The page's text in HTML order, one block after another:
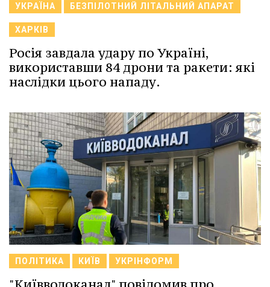
УКРАЇНА БЕЗПІЛОТНИЙ ЛІТАЛЬНИЙ АПАРАТ
ХАРКІВ
Росія завдала удару по Україні,
використавши 84 дрони та ракети: які
наслідки цього нападу.
ПОЛІТИКА КИЇВ УКРІНФОРМ